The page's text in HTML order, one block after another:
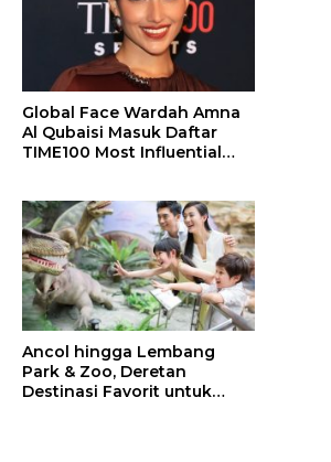
Global Face Wardah Amna
Al Qubaisi Masuk Daftar
TIME100 Most Influential
Ancol hingga Lembang
Park & Zoo, Deretan
Destinasi Favorit untuk